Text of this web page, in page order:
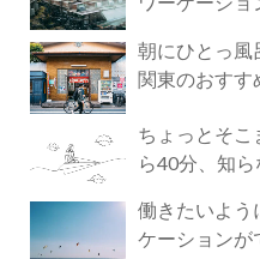
朝にひとっ風
関東のおすす
ちょっとそこ
ら40分、知ら
働きたいよう
ケーションが